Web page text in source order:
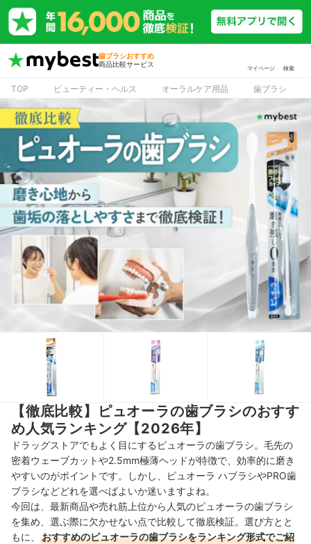
歯ブラシおすすめ
商品比較サービス
マイページ 検索
TOP ビューティー・ヘルス オーラルケア用品 歯ブラシ
【徹底比較】ピュオーラの歯ブラシのおすす
め人気ランキング【2026年】
ドラッグストアでもよく目にするピュオーラの歯ブラシ。毛先の
密着ウェーブカットや2.5mm極薄ヘッドが特徴で、効率的に磨き
やすいのがポイントです。しかし、ピュオーラ ハブラシやPRO歯
ブラシなどどれを選べばよいか迷いますよね。
今回は、最新商品や売れ筋上位から人気のピュオーラの歯ブラシ
を集め、選ぶ際に欠かせない点で比較して徹底検証。選び方とと
もに、
おすすめのピュオーラの歯ブラシをランキング形式でご紹